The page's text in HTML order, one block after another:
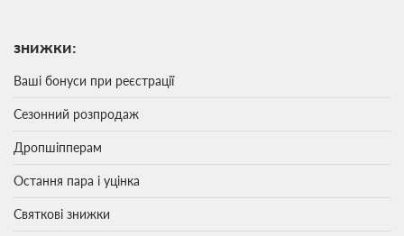
знижки:
Ваші бонуси при реєстрації
Сезонний розпродаж
Дропшіпперам
Остання пара і уцінка
Святкові знижки